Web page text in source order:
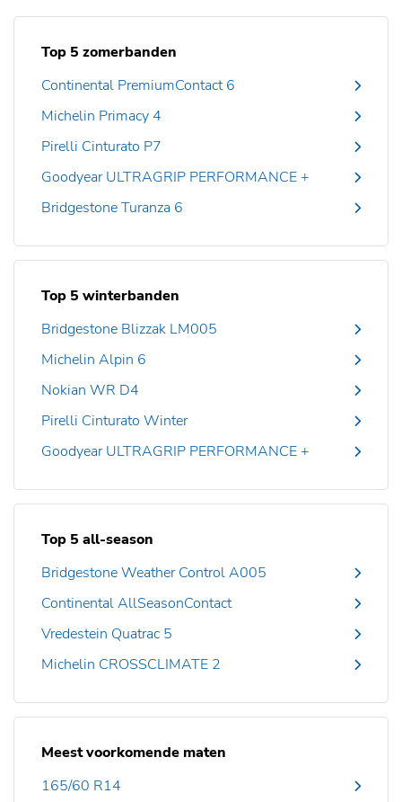
Top 5 zomerbanden
Continental PremiumContact 6
Michelin Primacy 4
Pirelli Cinturato P7
Goodyear ULTRAGRIP PERFORMANCE +
Bridgestone Turanza 6
Top 5 winterbanden
Bridgestone Blizzak LM005
Michelin Alpin 6
Nokian WR D4
Pirelli Cinturato Winter
Goodyear ULTRAGRIP PERFORMANCE +
Top 5 all-season
Bridgestone Weather Control A005
Continental AllSeasonContact
Vredestein Quatrac 5
Michelin CROSSCLIMATE 2
Meest voorkomende maten
165/60 R14